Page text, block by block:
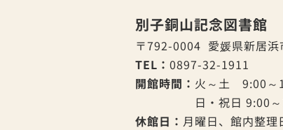
別子銅山記念図書館
〒792-0004 愛媛県新居
TEL： 0897-32-1911
開館時間： 火～土 9:00～
日・祝日 9:00
休館日： 月曜日、館内整